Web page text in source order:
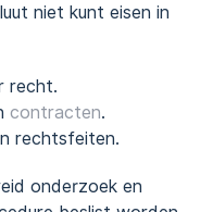
niet kunt eisen in
recht.
contracten.
rechtsfeiten.
onderzoek en